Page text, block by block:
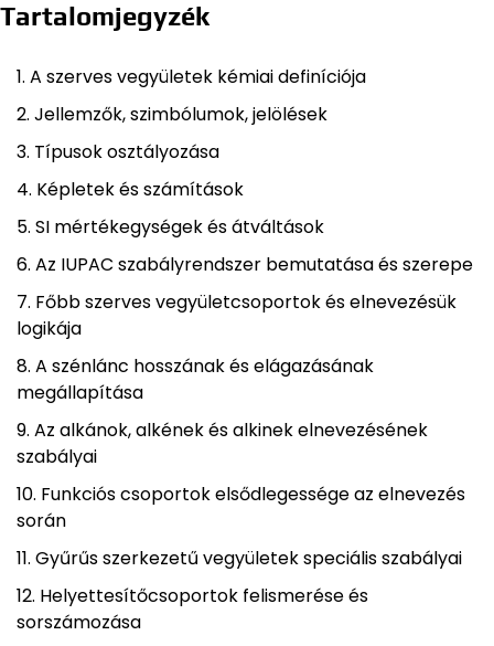
Tartalomjegyzék
A szerves vegyületek kémiai definíciója
Jellemzők, szimbólumok, jelölések
Típusok osztályozása
Képletek és számítások
SI mértékegységek és átváltások
Az IUPAC szabályrendszer bemutatása és szerepe
Főbb szerves vegyületcsoportok és elnevezésük
logikája
A szénlánc hosszának és elágazásának
megállapítása
Az alkánok, alkének és alkinek elnevezésének
szabályai
Funkciós csoportok elsődlegessége az elnevezés
során
Gyűrűs szerkezetű vegyületek speciális szabályai
Helyettesítőcsoportok felismerése és
sorszámozása